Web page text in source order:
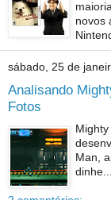
novos
sábado, 25 de
Analisando
Fotos
Man,
dinhe...